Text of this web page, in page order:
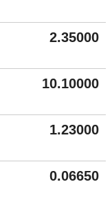
2.35000
10.10000
1.23000
0.06650